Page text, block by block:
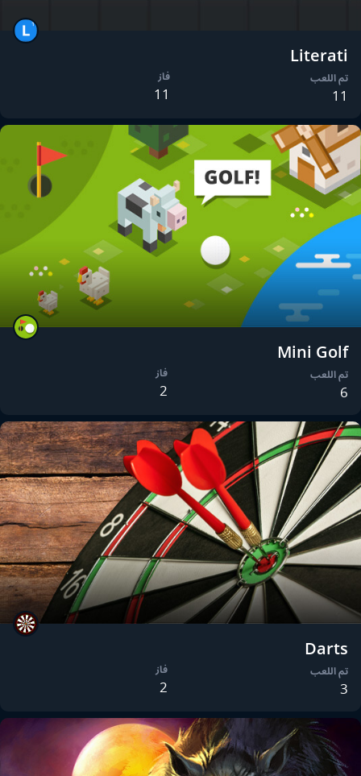
Literati
تم اللعب
11
فاز
11
Mini Golf
تم اللعب
6
فاز
2
Darts
تم اللعب
3
فاز
2